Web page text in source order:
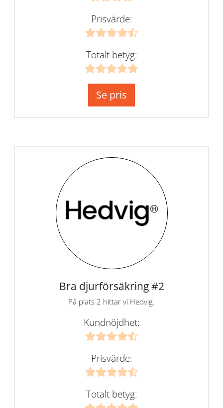
Prisvärde:
Totalt betyg:
Se pris
Bra djurförsäkring #2
På plats 2 hittar vi Hedvig.
Kundnöjdhet:
Prisvärde:
Totalt betyg: